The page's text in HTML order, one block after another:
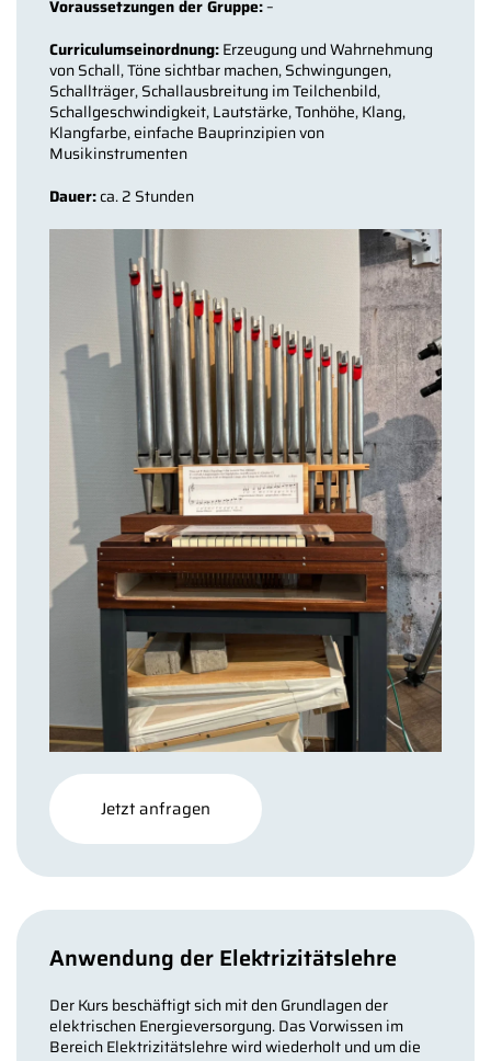
Voraussetzungen der Gruppe:–
Curriculumseinordnung:Erzeugung und Wahrnehmung
von Schall, Töne sichtbar machen, Schwingungen,
Schallträger, Schallausbreitung im Teilchenbild,
Schallgeschwindigkeit, Lautstärke, Tonhöhe, Klang,
Klangfarbe, einfache Bauprinzipien von
Musikinstrumenten
Dauer:ca. 2 Stunden
Jetzt anfragen
Anwendung der Elektrizitätslehre
Der Kurs beschäftigt sich mit den Grundlagen der
elektrischen Energieversorgung. Das Vorwissen im
Bereich Elektrizitätslehre wird wiederholt und um die